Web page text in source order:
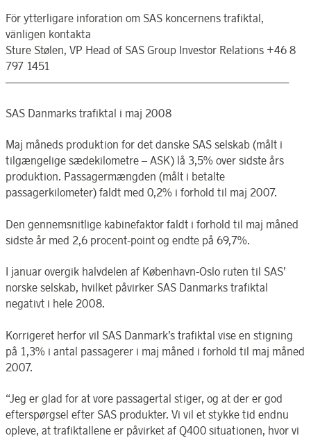
För ytterligare inforation om SAS koncernens trafiktal,
vänligen kontakta
Sture Stølen, VP Head of SAS Group Investor Relations +46 8
797 1451
—————————————————————————–
SAS Danmarks trafiktal i maj 2008
Maj måneds produktion for det danske SAS selskab (målt i
tilgængelige sædekilometre – ASK) lå 3,5% over sidste års
produktion. Passagermængden (målt i betalte
passagerkilometer) faldt med 0,2% i forhold til maj 2007.
Den gennemsnitlige kabinefaktor faldt i forhold til maj måned
sidste år med 2,6 procent-point og endte på 69,7%.
I januar overgik halvdelen af København-Oslo ruten til SAS’
norske selskab, hvilket påvirker SAS Danmarks trafiktal
negativt i hele 2008.
Korrigeret herfor vil SAS Danmark’s trafiktal vise en stigning
på 1,3% i antal passagerer i maj måned i forhold til maj måned
2007.
“Jeg er glad for at vore passagertal stiger, og at der er god
efterspørgsel efter SAS produkter. Vi vil et stykke tid endnu
opleve, at trafiktallene er påvirket af Q400 situationen, hvor vi